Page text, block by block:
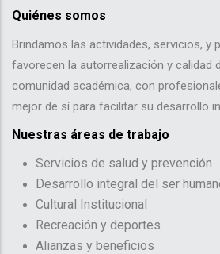
Quiénes somos
Brindamos las actividades, servicios, y
favorecen la autorrealización y calidad
comunidad académica, con
mejor de sí para facilitar su desarrollo
Nuestras áreas de trabajo
Servicios de salud y prevención
Desarrollo integral del ser
Cultural Institucional
Recreación y deportes
Alianzas y beneficios